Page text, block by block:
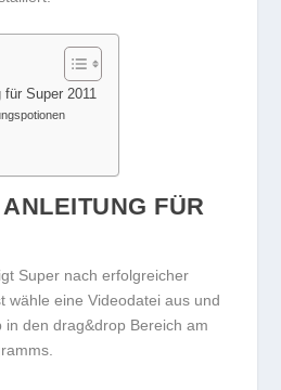
für Super 2011
FÜR
Super nach erfolgreicher
wähle eine Videodatei aus und
den drag&drop Bereich am